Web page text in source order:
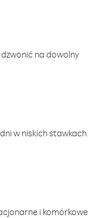
na dowolny
w niskich stawkach
i